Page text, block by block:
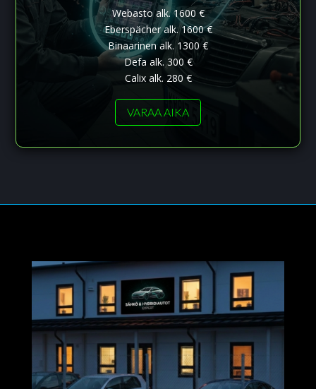
Webasto alk. 1600 €
Eberspächer alk. 1600 €
Binaarinen alk. 1300 €
Defa alk. 300 €
Calix alk. 280 €
VARAA AIKA